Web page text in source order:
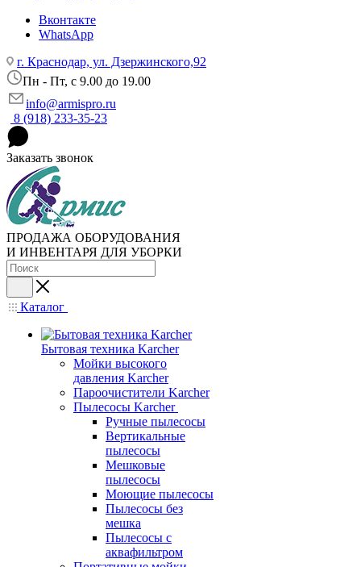
Вконтакте
WhatsApp
г. Краснодар, ул. Дзержинского,92
Пн - Пт, c 9.00 до 19.00
info@armispro.ru
8 (918) 233-35-23
Заказать звонок
ПРОДАЖА ОБОРУДОВАНИЯ
И ИНВЕНТАРЯ ДЛЯ УБОРКИ
Каталог
Бытовая техника Karcher
Мойки высокого
давления Karcher
Пароочистители Karcher
Пылесосы Karcher
Ручные пылесосы
Вертикальные
пылесосы
Мешковые
пылесосы
Моющие пылесосы
Пылесосы без
мешка
Пылесосы с
аквафильтром